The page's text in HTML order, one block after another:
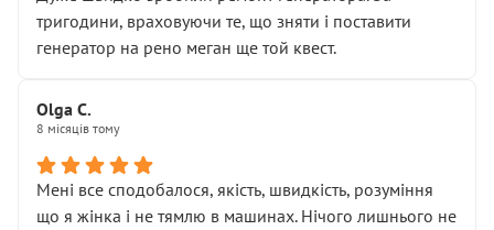
“подивились і поїхав”
На жаль, складається враження, що сервіс працює не
Стосовно комунікації - все добре
тригодини, враховуючи те, що зняти і поставити
генератор на рено меган ще той квест.
Olga С.
8 місяців тому
Мені все сподобалося, якість, швидкість, розуміння
що я жінка і не тямлю в машинах. Нічого лишнього не